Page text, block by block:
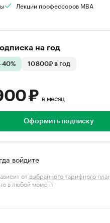
Лекции профессоров MBA
на год
-40% 10 800₽ в год
₽ в месяц
Оформить подписку
войдите
от выбранного тарифного
в любой момент